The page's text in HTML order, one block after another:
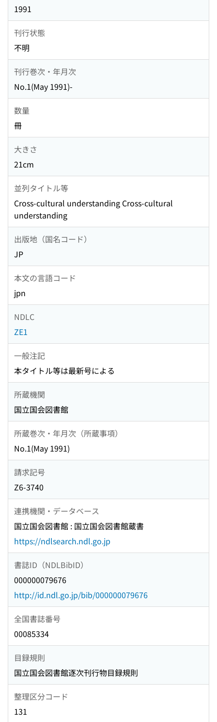
1991
刊行状態
不明
刊行巻次・年月次
No.1(May 1991)-
数量
冊
大きさ
21cm
並列タイトル等
Cross-cultural understanding Cross-cultural
understanding
出版地（国名コード）
JP
本文の言語コード
jpn
NDLC
ZE1
一般注記
本タイトル等は最新号による
所蔵機関
国立国会図書館
所蔵巻次・年月次（所蔵事項）
No.1(May 1991)
請求記号
Z6-3740
連携機関・データベース
国立国会図書館 : 国立国会図書館蔵書
https://ndlsearch.ndl.go.jp
書誌ID（NDLBibID）
000000079676
http://id.ndl.go.jp/bib/000000079676
全国書誌番号
00085334
目録規則
国立国会図書館逐次刊行物目録規則
整理区分コード
131